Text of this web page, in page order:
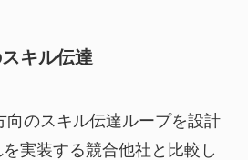
キル伝達
向のスキル伝達ループを設計
実装する競合他社と比較し